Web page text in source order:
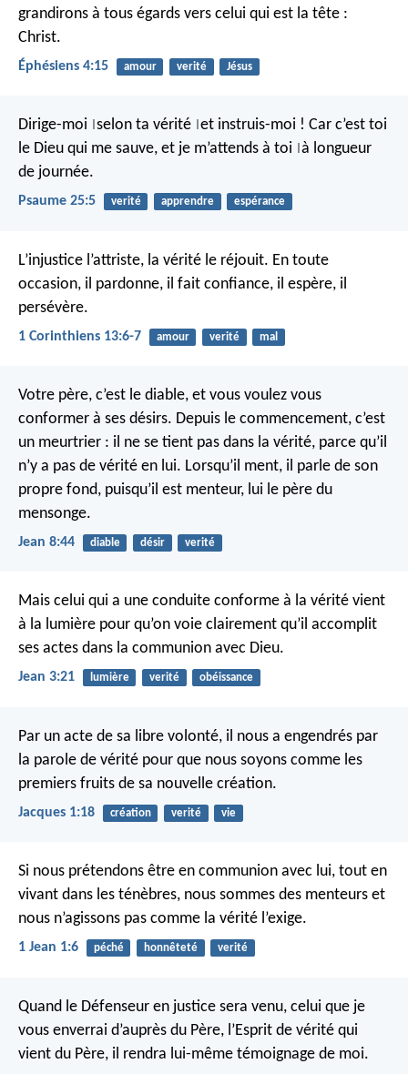
grandirons à tous égards vers celui qui est la tête :
Christ.
Éphésiens 4:15 amour verité Jésus
Dirige-moi selon ta vérité et instruis-moi ! Car c’est toi
le Dieu qui me sauve, et je m’attends à toi à longueur
de journée.
Psaume 25:5 verité apprendre espérance
L’injustice l’attriste, la vérité le réjouit. En toute
occasion, il pardonne, il fait confiance, il espère, il
persévère.
1 Corinthiens 13:6-7 amour verité mal
Votre père, c’est le diable, et vous voulez vous
conformer à ses désirs. Depuis le commencement, c’est
un meurtrier : il ne se tient pas dans la vérité, parce qu’il
n’y a pas de vérité en lui. Lorsqu’il ment, il parle de son
propre fond, puisqu’il est menteur, lui le père du
mensonge.
Jean 8:44 diable désir verité
Mais celui qui a une conduite conforme à la vérité vient
à la lumière pour qu’on voie clairement qu’il accomplit
ses actes dans la communion avec Dieu.
Jean 3:21 lumière verité obéissance
Par un acte de sa libre volonté, il nous a engendrés par
la parole de vérité pour que nous soyons comme les
premiers fruits de sa nouvelle création.
Jacques 1:18 création verité vie
Si nous prétendons être en communion avec lui, tout en
vivant dans les ténèbres, nous sommes des menteurs et
nous n’agissons pas comme la vérité l’exige.
1 Jean 1:6 péché honnêteté verité
Quand le Défenseur en justice sera venu, celui que je
vous enverrai d’auprès du Père, l’Esprit de vérité qui
vient du Père, il rendra lui-même témoignage de moi.